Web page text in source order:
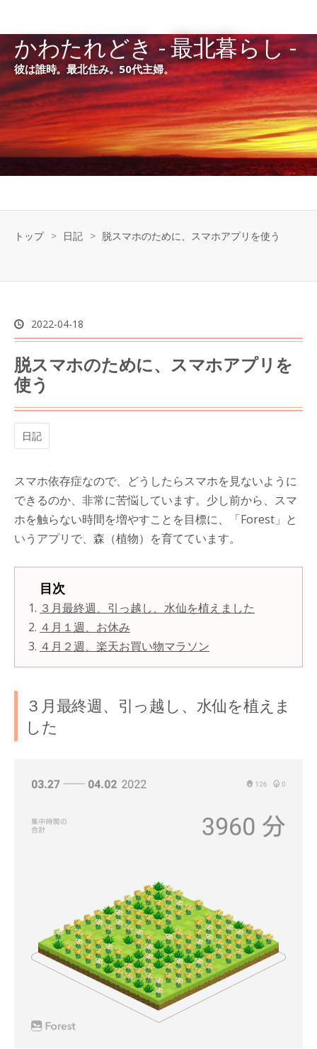
かわたれどき - 最北暮らし -
彼は誰時。最北住み。50代主婦。
トップ > 日記 > 脱スマホのために、スマホアプリを使う
2022-04-18
脱スマホのために、スマホアプリを
使う
日記
スマホ依存症なので、どうしたらスマホを見ないように
できるのか、非常に苦悩しています。少し前から、スマ
ホを触らない時間を増やすことを目標に、「Forest」と
いうアプリで、森（植物）を育てています。
３月最終週、引っ越し、水仙を植えました
４月１週、お休み
４月２週、楽天お買い物マラソン
３月最終週、引っ越し、水仙を植えま
した